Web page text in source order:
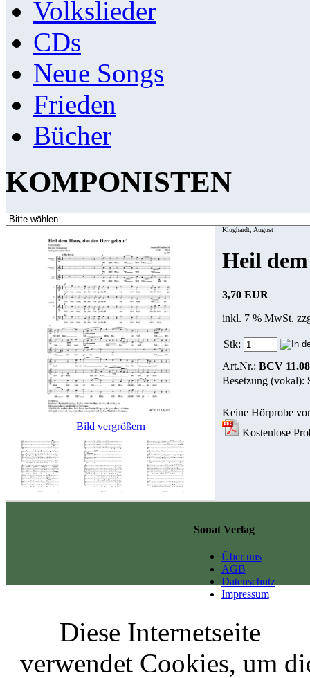
Volkslieder
CDs
Neue Songs
Frieden
Bücher
KOMPONISTEN
Bild vergrößern
Klughardt, August
Heil
3,70 EUR
inkl. 7 % MwSt.
Stk:
Art.Nr.: BCV
Besetzung (vokal):
Keine Hörprobe
Kostenlose
Sonat Verlag
Über uns
AGB
Datenschutz
Impressum
Diese Internetseite
verwendet Cookies, um